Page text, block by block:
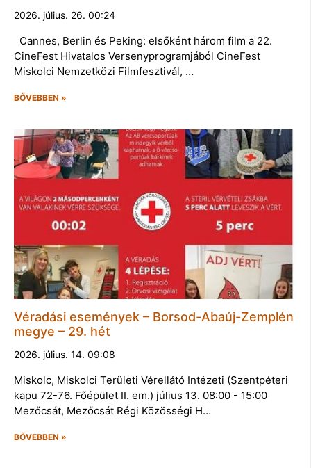
2026. július. 26. 00:24
Cannes, Berlin és Peking: elsőként három film a 22.
CineFest Hivatalos Versenyprogramjából CineFest
Miskolci Nemzetközi Filmfesztivál, …
BŐVEBBEN »
Véradási események – Borsod-Abaúj-Zemplén
megye – 29. hét
2026. július. 14. 09:08
Miskolc, Miskolci Területi Vérellátó Intézeti (Szentpéteri
kapu 72-76. Főépület II. em.) július 13. 08:00 - 15:00
Mezőcsát, Mezőcsát Régi Közösségi H…
BŐVEBBEN »